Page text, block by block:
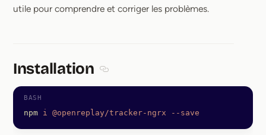
utile pour comprendre et corriger les problèmes.
Installation
npm i @openreplay/tracker-ngrx --save